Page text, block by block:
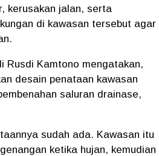
kerusakan jalan, serta
di kawasan tersebut agar
Rusdi Kamtono mengatakan,
desain penataan kawasan
saluran drainase,
sudah ada. Kawasan itu
ketika hujan, kemudian